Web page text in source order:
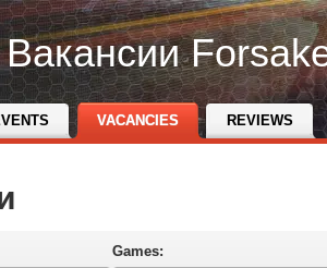
VACANCIES REVIEWS
Games: